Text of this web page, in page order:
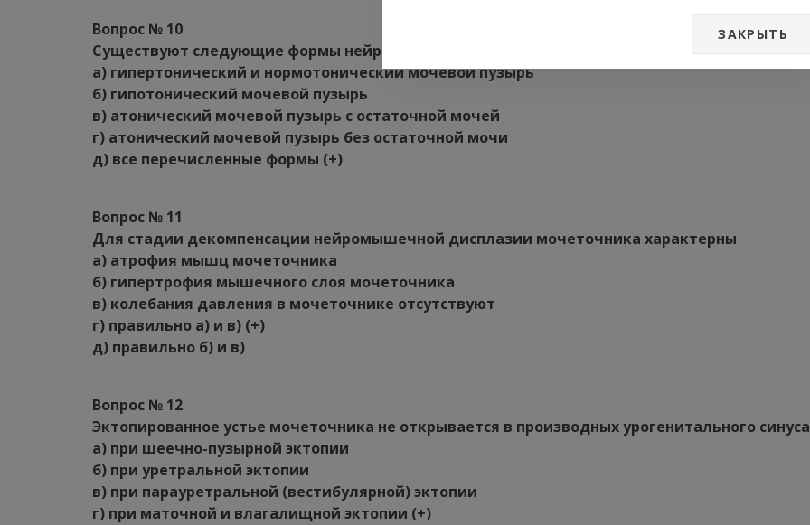
Вопрос № 10
Существуют следующие формы нейрогенного мочевого пузыря (по А.В.Лифшицу)
а) гипертонический и нормотонический мочевой пузырь
б) гипотонический мочевой пузырь
в) атонический мочевой пузырь с остаточной мочей
г) атонический мочевой пузырь без остаточной мочи
д) все перечисленные формы (+)
Вопрос № 11
Для стадии декомпенсации нейромышечной дисплазии мочеточника характерны
а) атрофия мышц мочеточника
б) гипертрофия мышечного слоя мочеточника
в) колебания давления в мочеточнике отсутствуют
г) правильно а) и в) (+)
д) правильно б) и в)
Вопрос № 12
Эктопированное устье мочеточника не открывается в производных урогенитального синуса
а) при шеечно-пузырной эктопии
б) при уретральной эктопии
в) при парауретральной (вестибулярной) эктопии
г) при маточной и влагалищной эктопии (+)
ЗАКРЫТЬ